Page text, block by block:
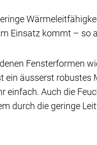
Einsatz kommt –
Fensterformen
äusserst
Auch die
durch die geringe